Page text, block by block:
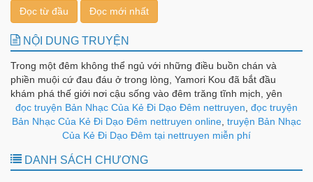
Đọc từ đầu Đọc mới nhất
NỘI DUNG TRUYỆN
Trong một đêm không thể ngủ với những điều buồn chán và
phiền muội cứ đau đáu ở trong lòng, Yamori Kou đã bắt đầu
khám phá thế giới nơi cậu sống vào đêm trăng tĩnh mịch, yên
ắng, và đó cũng là một khởi đầu để cậu gặp một cô nàng kì lạ,
người đã quyết định giúp cậu chữa khỏi căn bệnh mất ngủ này
bằng việc ngủ chung với cậu.
đọc truyện Bản Nhạc Của Kẻ Đi Dạo Đêm nettruyen đọc truyện
Bản Nhạc Của Kẻ Đi Dạo Đêm nettruyen online truyện Bản Nhạc
Của Kẻ Đi Dạo Đêm tại nettruyen miễn phí
DANH SÁCH CHƯƠNG